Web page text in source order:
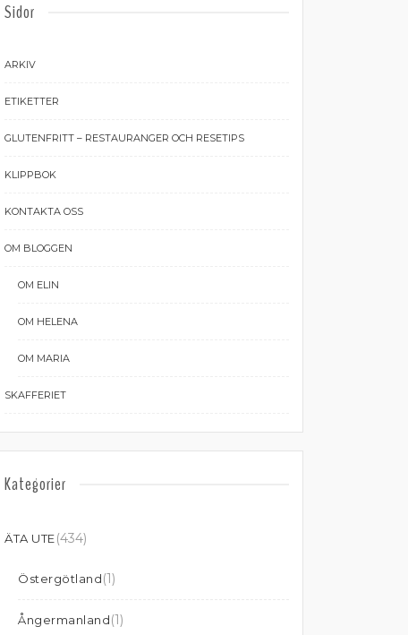
Sidor
ARKIV
ETIKETTER
GLUTENFRITT – RESTAURANGER OCH RESETIPS
KLIPPBOK
KONTAKTA OSS
OM BLOGGEN
OM ELIN
OM HELENA
OM MARIA
SKAFFERIET
Kategorier
ÄTA UTE(434)
Östergötland(1)
Ångermanland(1)